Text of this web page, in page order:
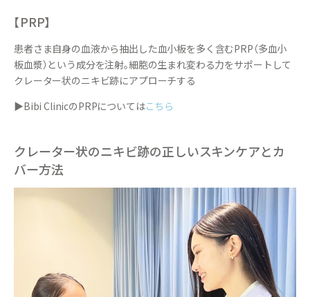
【PRP】
患者さま自身の血液から抽出した血小板を多く含むPRP（多血小
板血漿）という成分を注射。細胞の生まれ変わる力をサポートして
クレーター状のニキビ跡にアプローチする
▶Bibi ClinicのPRPについてはこちら
クレーター状のニキビ跡の正しいスキンケアとカ
バー方法